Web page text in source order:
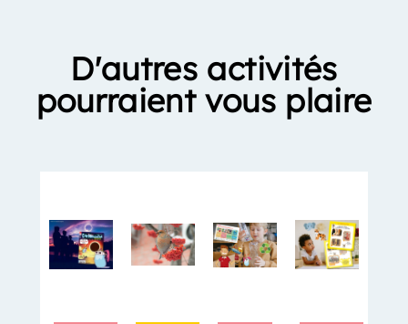
D'autres activités
pourraient vous plaire